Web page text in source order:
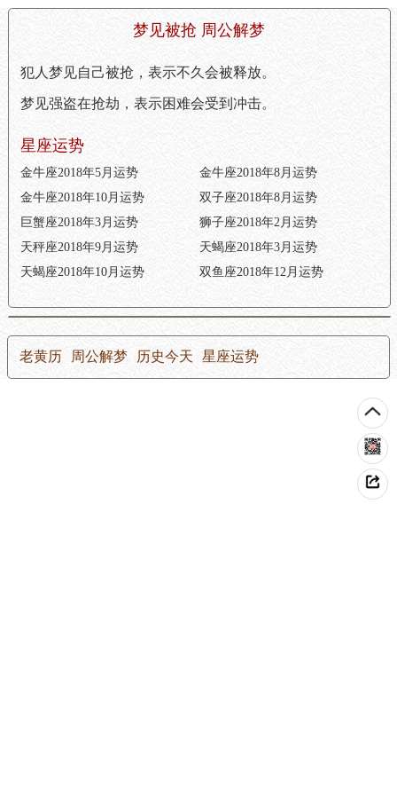
梦见被抢 周公解梦
犯人梦见自己被抢，表示不久会被释放。
梦见强盗在抢劫，表示困难会受到冲击。
星座运势
金牛座2018年5月运势
金牛座2018年8月运势
金牛座2018年10月运势
双子座2018年8月运势
巨蟹座2018年3月运势
狮子座2018年2月运势
天秤座2018年9月运势
天蝎座2018年3月运势
天蝎座2018年10月运势
双鱼座2018年12月运势
老黄历 周公解梦 历史今天 星座运势